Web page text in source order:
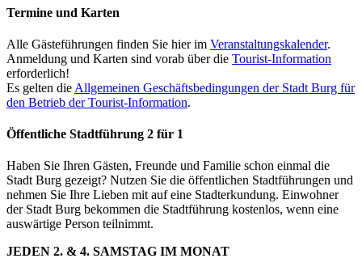
Termine und Karten
Alle Gästeführungen finden Sie hier im Veranstaltungskalender.
Anmeldung und Karten sind vorab über die Tourist-Information
erforderlich!
Es gelten die Allgemeinen Geschäftsbedingungen der Stadt Burg für
den Betrieb der Tourist-Information.
Öffentliche Stadtführung 2 für 1
Haben Sie Ihren Gästen, Freunde und Familie schon einmal die
Stadt Burg gezeigt? Nutzen Sie die öffentlichen Stadtführungen und
nehmen Sie Ihre Lieben mit auf eine Stadterkundung. Einwohner
der Stadt Burg bekommen die Stadtführung kostenlos, wenn eine
auswärtige Person teilnimmt.
JEDEN 2. & 4. SAMSTAG IM MONAT